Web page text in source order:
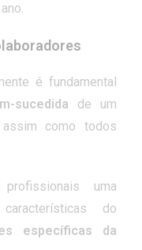
é fundamental
sucedida de um
como todos
uma
do
específicas da